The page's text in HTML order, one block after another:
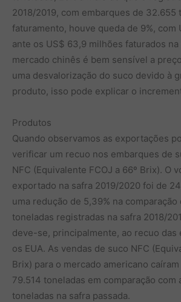
2018/2019, com embarques de 32.655
faturamento, houve queda de 9%, com
ante os US$ 63,9 milhões faturados na
mercado chinês é bem sensível a
uma desvalorização do suco devido à
produto, isso pode explicar o
Produtos
Quando observamos as exportações
verificar um recuo nos embarques de
NFC (Equivalente FCOJ a 66º Brix). O
exportado na safra 2019/2020 foi de
uma redução de 5,39% na comparação
toneladas registradas na safra 2018/
deve-se, principalmente, ao recuo das
os EUA. As vendas de suco NFC
Brix) para o mercado americano caíram
79.514 toneladas em comparação com
toneladas na safra passada.